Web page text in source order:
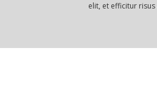
elit, et efficitur risus